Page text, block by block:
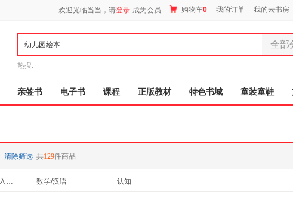
欢迎光临当当，请登录 成为会员 购物车0 我的订单 我的云书房
全部
图书
电子书
热搜:
亲签书 电子书 课程 正版教材 特色书城 童装童鞋
清除筛选 共129件商品
幼儿园教材及入学准备 数学/汉语 认知